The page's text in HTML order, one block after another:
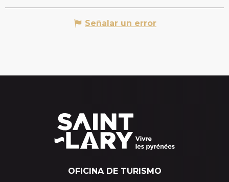
Señalar un error
OFICINA DE TURISMO